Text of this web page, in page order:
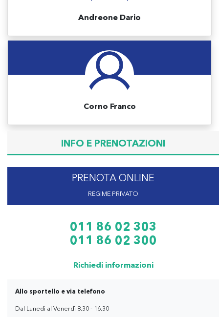
Andreone Dario
Corno Franco
INFO E PRENOTAZIONI
PRENOTA ONLINE
REGIME PRIVATO
011 86 02 303
011 86 02 300
Richiedi informazioni
Allo sportello e via telefono
Dal Lunedì al Venerdì 8.30 - 16.30